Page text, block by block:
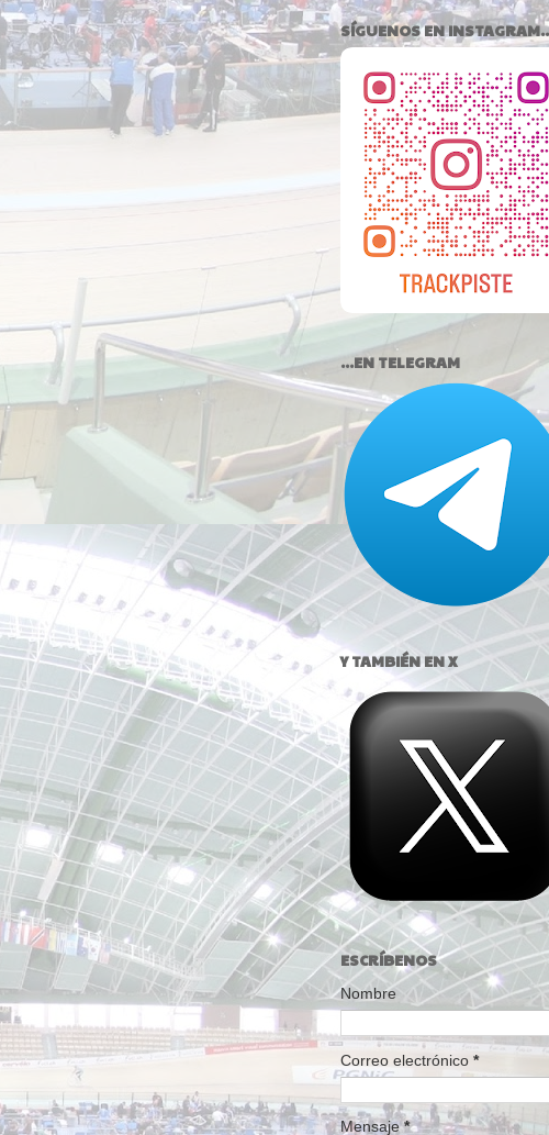
SÍGUENOS EN
...EN TELEGRAM
Y TAMBIÉN EN X
ESCRÍBENOS
Nombre
Correo electrónico *
Mensaje*